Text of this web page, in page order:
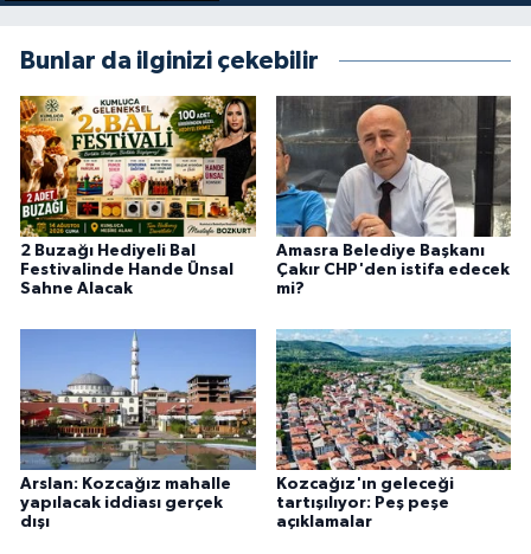
Bunlar da ilginizi çekebilir
2 Buzağı Hediyeli Bal
Festivalinde Hande Ünsal
Sahne Alacak
Amasra Belediye Başkanı
Çakır CHP'den istifa edecek
mi?
Arslan: Kozcağız mahalle
yapılacak iddiası gerçek
dışı
Kozcağız'ın geleceği
tartışılıyor: Peş peşe
açıklamalar